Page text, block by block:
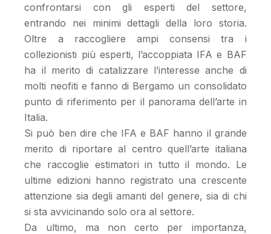
confrontarsi con gli esperti del settore,
entrando nei minimi dettagli della loro storia.
Oltre a raccogliere ampi consensi tra i
collezionisti più esperti, l’accoppiata IFA e BAF
ha il merito di catalizzare l’interesse anche di
molti neofiti e fanno di Bergamo un consolidato
punto di riferimento per il panorama dell’arte in
Italia.
Si può ben dire che IFA e BAF hanno il grande
merito di riportare al centro quell’arte italiana
che raccoglie estimatori in tutto il mondo. Le
ultime edizioni hanno registrato una crescente
attenzione sia degli amanti del genere, sia di chi
si sta avvicinando solo ora al settore.
Da ultimo, ma non certo per importanza,